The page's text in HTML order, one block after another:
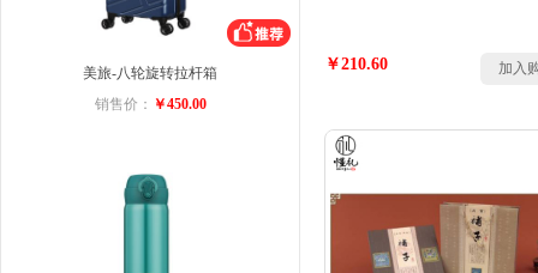
美旅-八轮旋转拉杆箱
销售价： ￥450.00
￥210.60 加入